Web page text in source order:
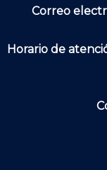
Correo
Horario de